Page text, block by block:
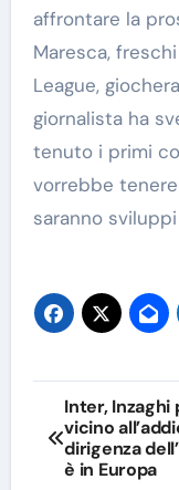
affrontare la
Maresca,
League,
giornalista ha
tenuto i primi
vorrebbe
saranno
articoli
Inter, Inzaghi
vicino
dirigenza
è in Europa